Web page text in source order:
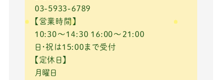
03-5933-6789
【営業時間】
10:30～14:30 16:00～21:00
日・祝は15:00まで受付
【定休日】
月曜日